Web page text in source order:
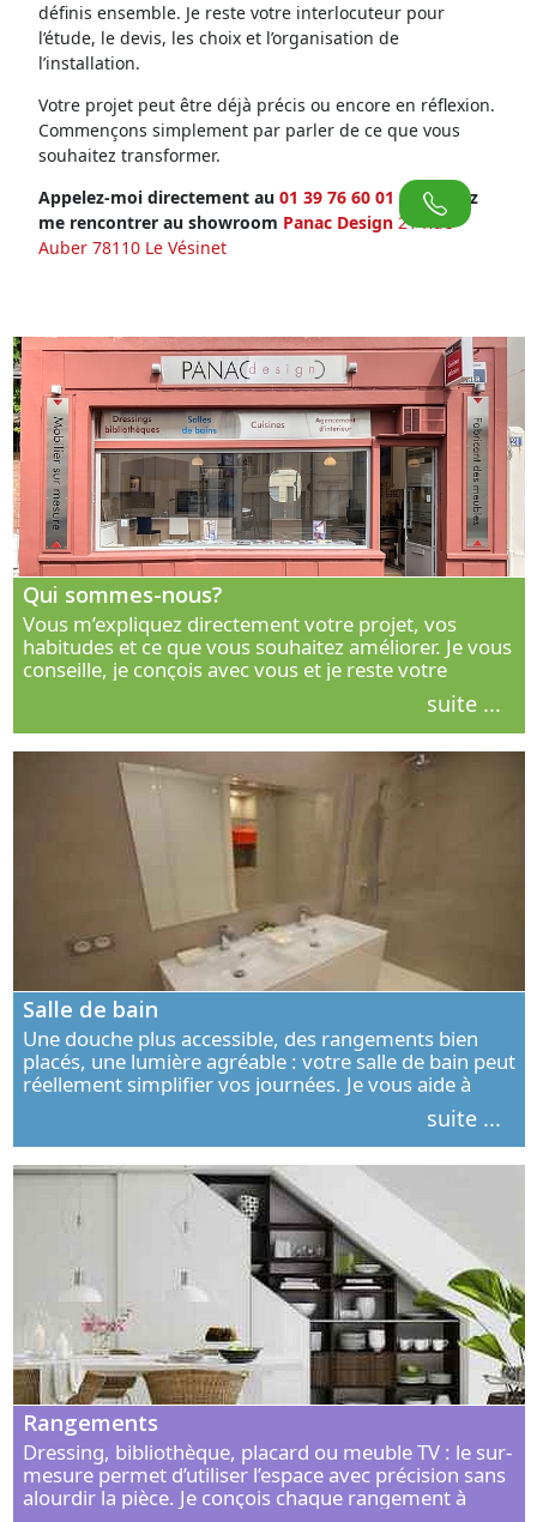
définis ensemble. Je reste votre interlocuteur pour
l’étude, le devis, les choix et l’organisation de
l’installation.
Votre projet peut être déjà précis ou encore en réflexion.
Commençons simplement par parler de ce que vous
souhaitez transformer.
Appelez-moi directement au 01 39 76 60 01 ou venez
me rencontrer au showroom Panac Design 21 Rue
Auber 78110 Le Vésinet
Qui sommes-nous?
Vous m’expliquez directement votre projet, vos
habitudes et ce que vous souhaitez améliorer. Je vous
conseille, je conçois avec vous et je reste votre
interlocuteur principal. Découvrez ma façon de vous
suite ...
Salle de bain
Une douche plus accessible, des rangements bien
placés, une lumière agréable : votre salle de bain peut
réellement simplifier vos journées. Je vous aide à
concevoir un espace élégant, confortable et adapté à
suite ...
Rangements
Dressing, bibliothèque, placard ou meuble TV : le sur-
mesure permet d’utiliser l’espace avec précision sans
alourdir la pièce. Je conçois chaque rangement à